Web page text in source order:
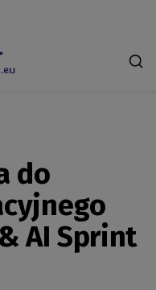
do
AI Sprint